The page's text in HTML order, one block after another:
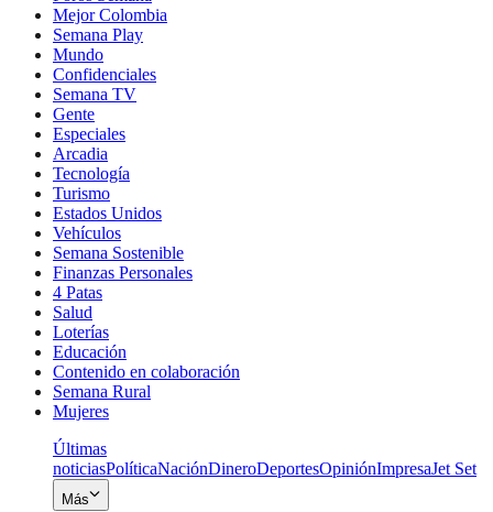
Mejor Colombia
Semana Play
Mundo
Confidenciales
Semana TV
Gente
Especiales
Arcadia
Tecnología
Turismo
Estados Unidos
Vehículos
Semana Sostenible
Finanzas Personales
4 Patas
Salud
Loterías
Educación
Contenido en colaboración
Semana Rural
Mujeres
Últimas
noticiasPolíticaNaciónDineroDeportesOpiniónImpresaJet Set
Más